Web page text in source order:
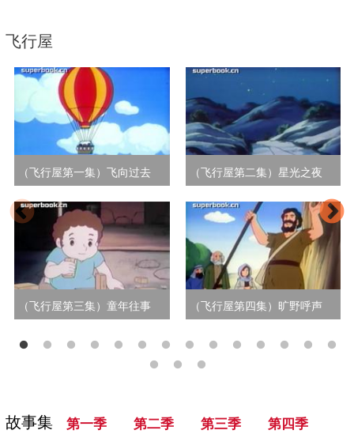
飞行屋
（飞行屋第一集）飞向过去 （飞行屋第二集）星光之夜
（飞行屋第三集）童年往事 （飞行屋第四集）旷野呼声
故事集 第一季 第二季 第三季 第四季